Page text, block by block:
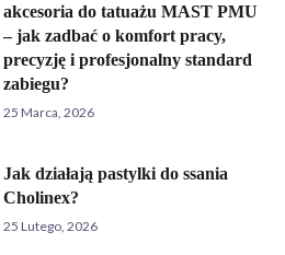
akcesoria do tatuażu MAST PMU
– jak zadbać o komfort pracy,
precyzję i profesjonalny standard
zabiegu?
25 Marca, 2026
Jak działają pastylki do ssania
Cholinex?
25 Lutego, 2026